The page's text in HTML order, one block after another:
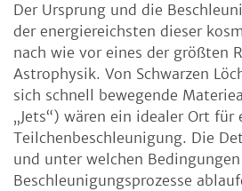
Der Ursprung und die
der energiereichsten dieser
nach wie vor eines der größten
Astrophysik. Von Schwarzen
sich schnell bewegende
„Jets“) wären ein idealer Ort für
Teilchenbeschleunigung. Die
und unter welchen Bedingungen
Beschleunigungsprozesse